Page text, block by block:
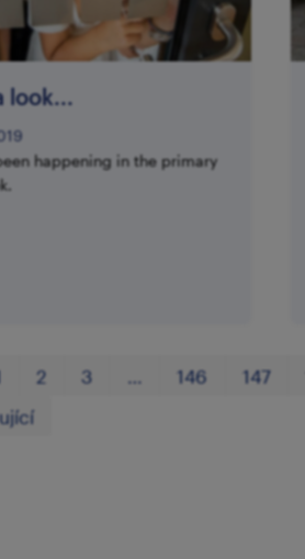
look...
happening in the primary
2 3 146 147